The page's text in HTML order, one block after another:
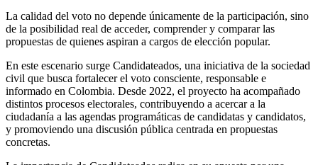
La calidad del voto no depende únicamente de la participación, sino
de la posibilidad real de acceder, comprender y comparar las
propuestas de quienes aspiran a cargos de elección popular.
En este escenario surge Candidateados, una iniciativa de la sociedad
civil que busca fortalecer el voto consciente, responsable e
informado en Colombia. Desde 2022, el proyecto ha acompañado
distintos procesos electorales, contribuyendo a acercar a la
ciudadanía a las agendas programáticas de candidatas y candidatos,
y promoviendo una discusión pública centrada en propuestas
concretas.